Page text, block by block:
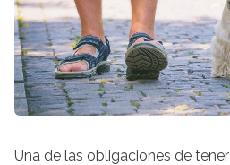
Una de las obligaciones de